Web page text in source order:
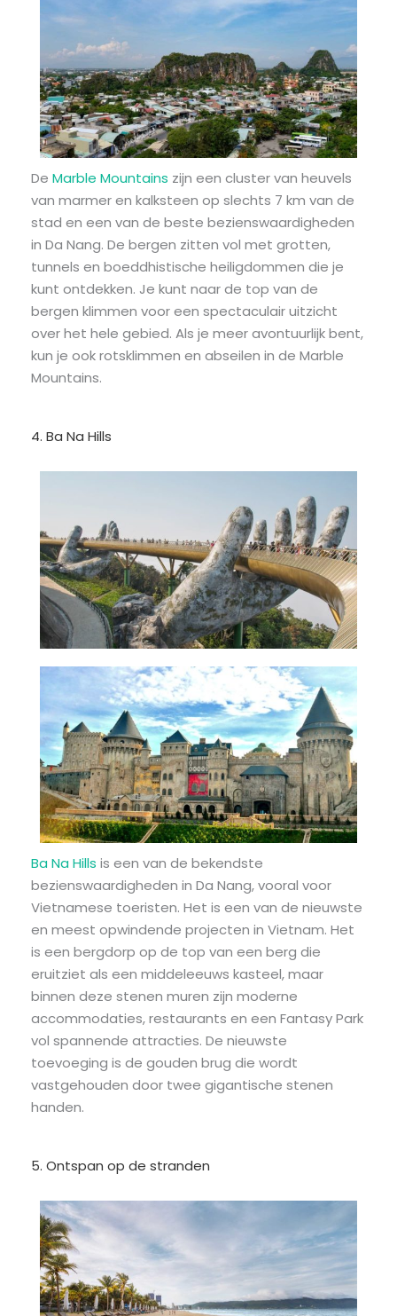
De Marble Mountains zijn een cluster van heuvels
van marmer en kalksteen op slechts 7 km van de
stad en een van de beste bezienswaardigheden
in Da Nang. De bergen zitten vol met grotten,
tunnels en boeddhistische heiligdommen die je
kunt ontdekken. Je kunt naar de top van de
bergen klimmen voor een spectaculair uitzicht
over het hele gebied. Als je meer avontuurlijk bent,
kun je ook rotsklimmen en abseilen in de Marble
Mountains.
4. Ba Na Hills
Ba Na Hills is een van de bekendste
bezienswaardigheden in Da Nang, vooral voor
Vietnamese toeristen. Het is een van de nieuwste
en meest opwindende projecten in Vietnam. Het
is een bergdorp op de top van een berg die
eruitziet als een middeleeuws kasteel, maar
binnen deze stenen muren zijn moderne
accommodaties, restaurants en een Fantasy Park
vol spannende attracties. De nieuwste
toevoeging is de gouden brug die wordt
vastgehouden door twee gigantische stenen
handen.
5. Ontspan op de stranden